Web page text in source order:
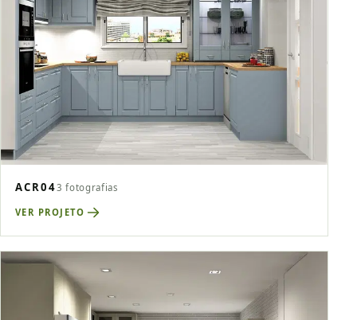
ACR043 fotografias
VER PROJETO